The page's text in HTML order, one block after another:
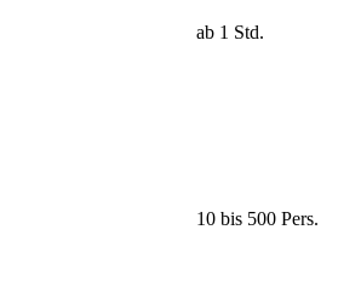
ab 1 Std.
10 bis 500 Pers.